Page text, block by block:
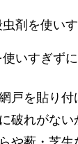
虫剤を使い
いすぎず
戸を貼り付
破れがない